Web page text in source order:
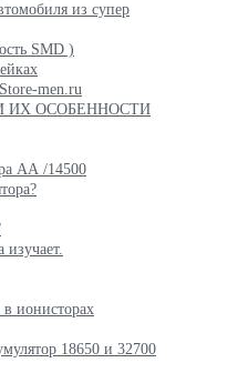
из супер
SMD )
men.ru
ОСОБЕННОСТИ
АА /14500
изучает.
ионисторах
18650 и 32700